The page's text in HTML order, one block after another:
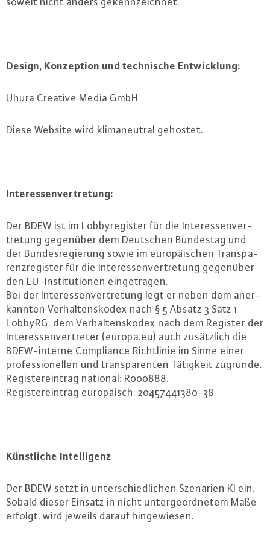
Design, Kon­zep­ti­on und tech­ni­sche Ent­wick­lung:
Uhura Creative Media GmbH
Diese Website wird kli­ma­neu­tral gehostet.
In­ter­es­sen­ver­tre­tung:
Der BDEW ist im Lob­by­re­gis­ter für die In­ter­es­sen­ver­
tre­tung gegenüber dem Deutschen Bundestag und
der Bun­des­re­gie­rung sowie im eu­ro­päi­schen Trans­pa­
renz­re­gis­ter für die In­ter­es­sen­ver­tre­tung gegenüber
den EU-In­sti­tu­tio­nen ein­ge­tra­gen.
Bei der In­ter­es­sen­ver­tre­tung legt er neben dem an­er­
kann­ten Ver­hal­tens­ko­dex nach § 5 Absatz 3 Satz 1
LobbyRG, dem Ver­hal­tens­ko­dex nach dem Register der
In­ter­es­sen­ver­tre­ter (europa.​eu) auch zu­sätz­lich die
BDEW-in­ter­ne Com­p­li­an­ce Richt­li­nie im Sinne einer
pro­fes­sio­nel­len und trans­pa­ren­ten Tätigkeit zugrunde.
Re­gis­ter­ein­trag national: R000888.
Re­gis­ter­ein­trag eu­ro­pä­isch: 20457441380-38
Künst­li­che In­tel­li­genz
Der BDEW setzt in un­ter­schied­li­chen Szenarien KI ein.
Sobald dieser Einsatz in nicht un­ter­ge­ord­ne­tem Maße
erfolgt, wird jeweils darauf hin­ge­wie­sen.